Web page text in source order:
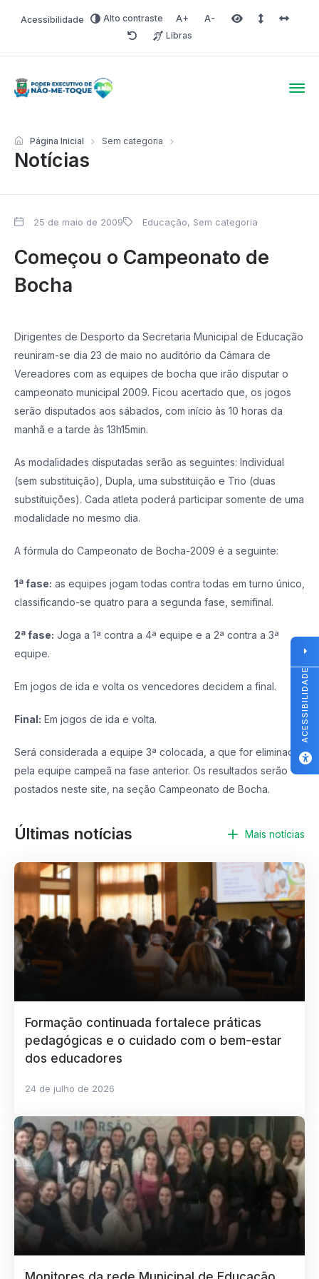
Acessibilidade Alto contraste Aumentar fonte
Diminuir fonteÁrea selecionada
Espaço
RedefinirLibras
Notícias
Página Inicial Sem categoria
25 de maio de 2009 Educação, Sem categoria
Começou o Campeonato de
Bocha
Dirigentes de Desporto da Secretaria Municipal de Educação
reuniram-se dia 23 de maio no auditório da Câmara de
Vereadores com as equipes de bocha que irão disputar o
campeonato municipal 2009. Ficou acertado que, os jogos
serão disputados aos sábados, com início às 10 horas da
manhã e a tarde às 13h15min.
As modalidades disputadas serão as seguintes: Individual
(sem substituição), Dupla, uma substituição e Trio (duas
substituições). Cada atleta poderá participar somente de uma
modalidade no mesmo dia.
A fórmula do Campeonato de Bocha-2009 é a seguinte:
1ª fase: as equipes jogam todas contra todas em turno único,
classificando-se quatro para a segunda fase, semifinal.
2ª fase: Joga a 1ª contra a 4ª equipe e a 2ª contra a 3ª
equipe.
Em jogos de ida e volta os vencedores decidem a final.
Final: Em jogos de ida e volta.
Será considerada a equipe 3ª colocada, a que for eliminada
pela equipe campeã na fase anterior. Os resultados serão
postados neste site, na seção Campeonato de Bocha.
Últimas notícias Mais notícias
Formação continuada fortalece práticas
pedagógicas e o cuidado com o bem-estar
dos educadores
24 de julho de 2026
ACESSIBILIDADE